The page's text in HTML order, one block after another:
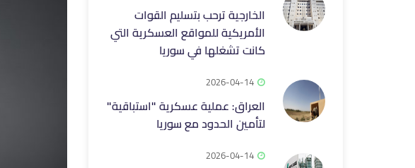
الخارجية ترحب بتسليم القوات
الأمريكية للمواقع العسكرية التي
كانت تشغلها في سوريا
2026-04-14
العراق: عملية عسكرية "استباقية"
لتأمين الحدود مع سوريا
2026-04-14